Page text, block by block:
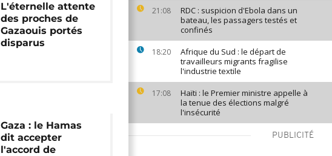
21:08
RDC : suspicion d'Ebola dans un
bateau, les passagers testés et
confinés
18:20
Afrique du Sud : le départ de
travailleurs migrants fragilise
l'industrie textile
17:08
Haïti : le Premier ministre appelle à
la tenue des élections malgré
l'insécurité
PUBLICITÉ
L'éternelle attente
des proches de
Gazaouis portés
disparus
Gaza : le Hamas
dit accepter
l'accord de